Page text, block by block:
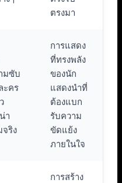
ตรงมา
มซับ
ะคร
า
ริง
การแสดง
ที่ทรงพลัง
ของนัก
แสดงนำที่
ต้องแบก
รับความ
ขัดแย้ง
ภายในใจ
การสร้าง